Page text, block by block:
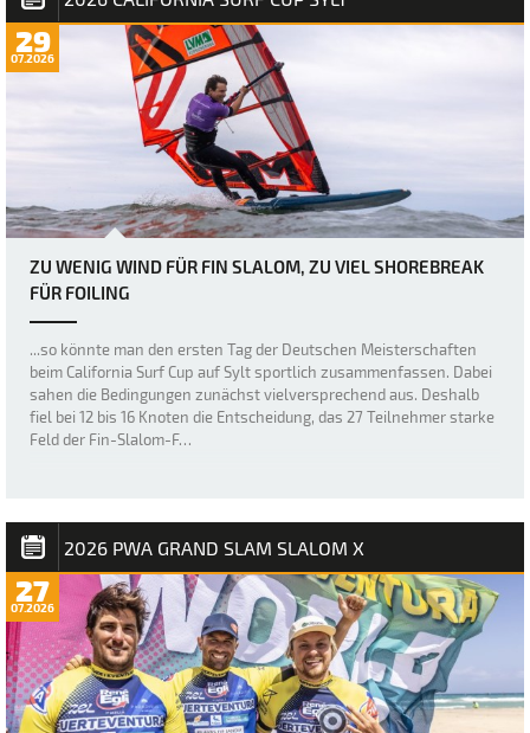
29
07.2026
ZU WENIG WIND FÜR FIN SLALOM, ZU VIEL SHOREBREAK
FÜR FOILING
...so könnte man den ersten Tag der Deutschen Meisterschaften
beim California Surf Cup auf Sylt sportlich zusammenfassen. Dabei
sahen die Bedingungen zunächst vielversprechend aus. Deshalb
fiel bei 12 bis 16 Knoten die Entscheidung, das 27 Teilnehmer starke
Feld der Fin-Slalom-F…
2026 PWA GRAND SLAM SLALOM X
27
07.2026